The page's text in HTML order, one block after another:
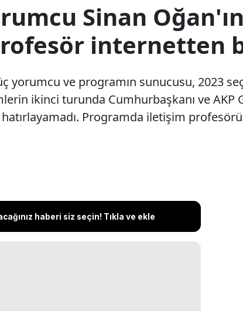
Sinan Oğan'ın
internetten
yorumcu ve programın sunucusu, 2023
ikinci turunda Cumhurbaşkanı ve AKP
hatırlayamadı. Programda iletişim
haberi siz seçin! Tıkla ve ekle